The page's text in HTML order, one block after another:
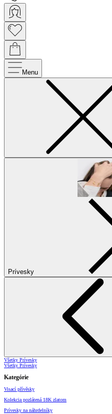
Menu
Prívesky
Všetky Prívesky
Všetky Prívesky
Kategórie
Visací přívěsky
Kolekcia pozlátená 18K zlatom
Prívesky na náhrdelníky